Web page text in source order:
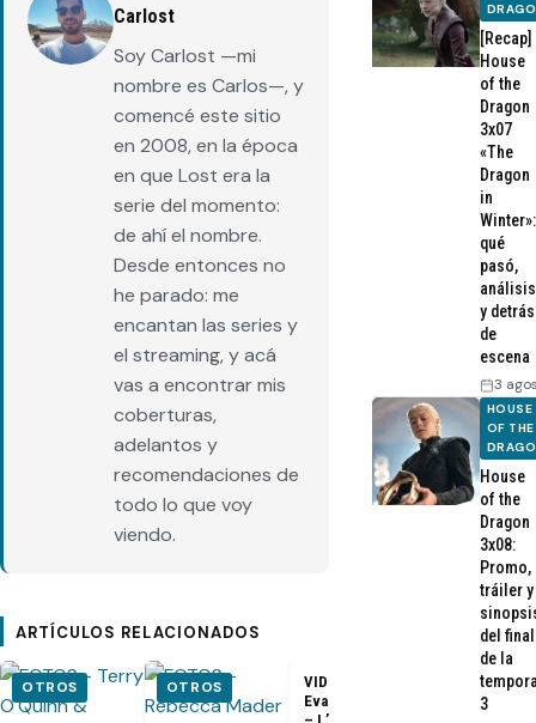
Carlost
Soy Carlost —mi
nombre es Carlos—, y
comencé este sitio
en 2008, en la época
en que Lost era la
serie del momento:
de ahí el nombre.
Desde entonces no
he parado: me
encantan las series y
el streaming, y acá
vas a encontrar mis
coberturas,
adelantos y
recomendaciones de
todo lo que voy
viendo.
ARTÍCULOS RELACIONADOS
OTROS OTROS
VIDEO –
Evangeline Lilly
VIDEO –
Entrevista a
[Recap]
House
of the
Dragon
3x07
«The
Dragon
in
Winter»:
qué
pasó,
análisis
y detrás
de
escena
3
HOUSE
OF THE
House
of the
Dragon
3x08:
Promo,
tráiler y
del final
de la
3